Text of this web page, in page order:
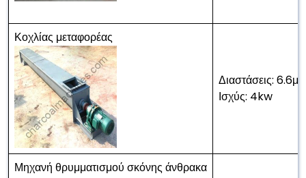
Κοχλίας μεταφορέας
Διαστάσεις:
Ισχύς: 4kw
Μηχανή θρυμματισμού σκόνης άνθρακα